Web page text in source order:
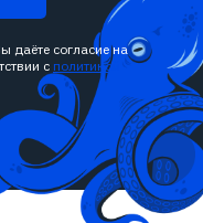
даёте согласие на
с политикой